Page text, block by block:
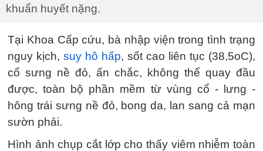
khuẩn huyết nặng.
Tại Khoa Cấp cứu, bà nhập viện trong tình trạng
nguy kịch, suy hô hấp, sốt cao liên tục (38,5oC),
cổ sưng nề đỏ, ấn chắc, không thể quay đầu
được, toàn bộ phần mềm từ vùng cổ - lưng -
hông trái sưng nề đỏ, bong da, lan sang cả mạn
sườn phải.
Hình ảnh chụp cắt lớp cho thấy viêm nhiễm toàn